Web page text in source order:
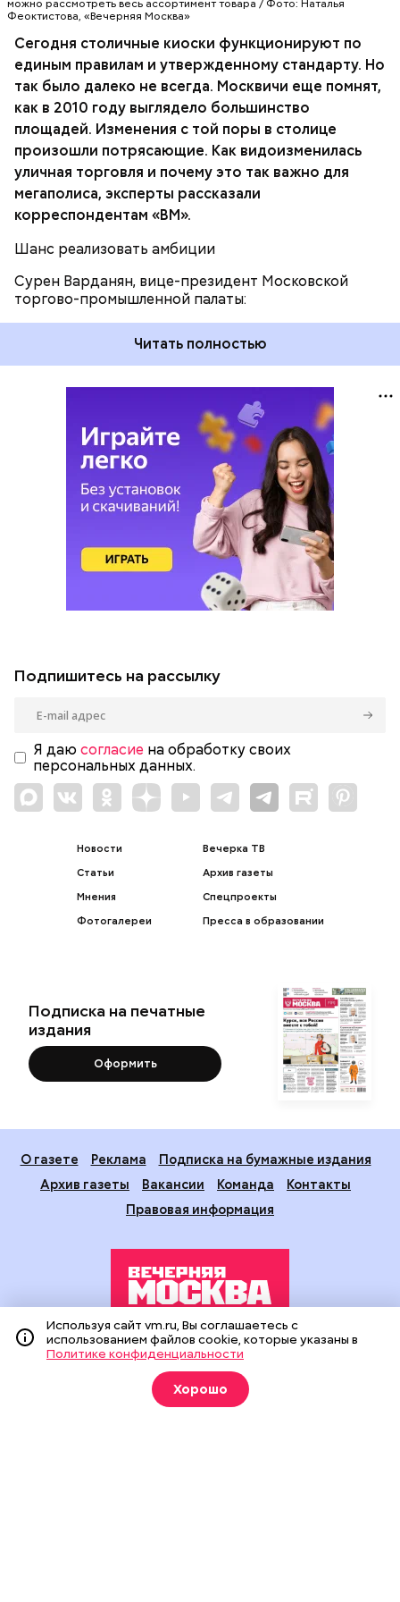
можно рассмотреть весь ассортимент товара / Фото: Наталья
Феоктистова, «Вечерняя Москва»
Сегодня столичные киоски функционируют по
единым правилам и утвержденному стандарту. Но
так было далеко не всегда. Москвичи еще помнят,
как в 2010 году выглядело большинство
площадей. Изменения с той поры в столице
произошли потрясающие. Как видоизменилась
уличная торговля и почему это так важно для
мегаполиса, эксперты рассказали
корреспондентам «ВМ».
Шанс реализовать амбиции
Сурен Варданян, вице-президент Московской
торгово-промышленной палаты:
начинается. Кроме того, город устанавливает
киоски не только в соответствии с
архитектурными решениями или генпланом, но и
основываясь на потребностях того или иного
района в товарах и услугах.
Читать полностью
Подпишитесь на рассылку
Я даю согласие на обработку своих
персональных данных.
Новости
Статьи
Мнения
Фотогалереи
Вечерка ТВ
Архив газеты
Спецпроекты
Пресса в образовании
Подписка на печатные
издания
Оформить
О газете Реклама
Подписка на бумажные издания
Архив газеты
Вакансии Команда
Контакты
Правовая информация
Издание создано при финансовой поддержке Департамента
средств массовой информации и рекламы города Москвы.
На сайте применяются рекомендательные технологии
(информационные технологии предоставления информации
на основе сбора, систематизации и анализа сведений,
Используя сайт vm.ru, Вы соглашаетесь с
использованием файлов cookie, которые указаны в
Политике конфиденциальности
Хорошо